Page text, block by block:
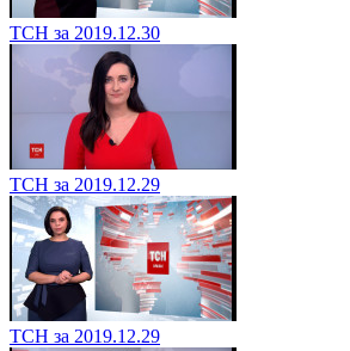
ТСН за 2019.12.30
ТСН за 2019.12.29
ТСН за 2019.12.29